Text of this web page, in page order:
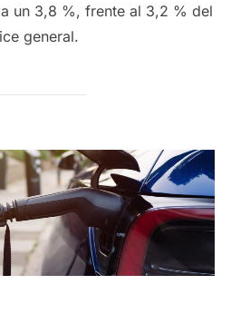
un 3,8 %, frente al 3,2 % del
general.